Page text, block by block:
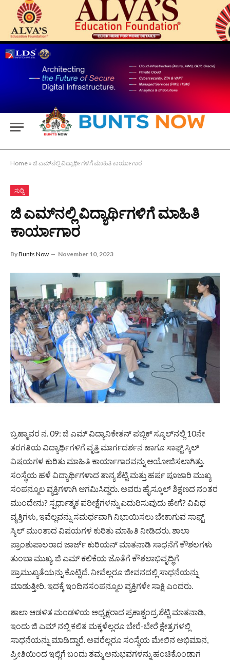
Home » ಜಿ ಎಮ್‍ನಲ್ಲಿ ವಿದ್ಯಾರ್ಥಿಗಳಿಗೆ ಮಾಹಿತಿ ಕಾರ್ಯಾಗಾರ
ಸುದ್ದಿ
ಜಿ ಎಮ್‍ನಲ್ಲಿ ವಿದ್ಯಾರ್ಥಿಗಳಿಗೆ ಮಾಹಿತಿ
ಕಾರ್ಯಾಗಾರ
ByBunts Now November 10, 2023
ಬ್ರಹ್ಮಾವರ ನ. 09: ಜಿ ಎಮ್ ವಿದ್ಯಾನಿಕೇತನ್ ಪಬ್ಲಿಕ್ ಸ್ಕೂಲ್‍ನಲ್ಲಿ 10ನೇ
ತರಗತಿಯ ವಿದ್ಯಾರ್ಥಿಗಳಿಗೆ ವೃತ್ತಿ ಮಾರ್ಗದರ್ಶನ ಹಾಗೂ ಸಾಫ್ಟ್ ಸ್ಕಿಲ್
ವಿಷಯಗಳ ಕುರಿತು ಮಾಹಿತಿ ಕಾರ್ಯಾಗಾರವನ್ನು ಆಯೋಜಿಸಲಾಗಿತ್ತು.
ಸಂಸ್ಥೆಯ ಹಳೆ ವಿದ್ಯಾರ್ಥಿಗಳಾದ ತಾನ್ಯ ಶೆಟ್ಟಿ ಮತ್ತು ಹರ್ಷ ಪೂಜಾರಿ ಮುಖ್ಯ
ಸಂಪನ್ಮೂಲ ವ್ಯಕ್ತಿಗಳಾಗಿ ಆಗಮಿಸಿದ್ದರು. ಅವರು ಹೈಸ್ಕೂಲ್ ಶಿಕ್ಷಣದ ನಂತರ
ಮುಂದೇನು? ಸ್ಪರ್ಧಾತ್ಮಕ ಪರೀಕ್ಷೆಗಳನ್ನು ಎದುರಿಸುವುದು ಹೇಗೆ? ವಿವಿಧ
ವೃತ್ತಿಗಳು, ಇವೆಲ್ಲವನ್ನು ಸಮರ್ಥವಾಗಿ ನಿಭಾಯಿಸಲು ಬೇಕಾಗುವ ಸಾಫ್ಟ್
ಸ್ಕಿಲ್ ಮುಂತಾದ ವಿಷಯಗಳ ಕುರಿತು ಮಾಹಿತಿ ನೀಡಿದರು. ಶಾಲಾ
ಪ್ರಾಂಶುಪಾಲರಾದ ಜಾರ್ಜ್ ಕುರಿಯನ್ ಮಾತನಾಡಿ ಸಾಧನೆಗೆ ಕೌಶಲಗಳು
ತುಂಬಾ ಮುಖ್ಯ. ಜಿ ಎಮ್ ಕಲಿಕೆಯ ಜೊತೆಗೆ ಕೌಶಲಾಭಿವೃದ್ಧಿಗೆ
ಪ್ರಾಮುಖ್ಯತೆಯನ್ನು ಕೊಟ್ಟಿದೆ. ನೀವೆಲ್ಲರೂ ಜೀವನದಲ್ಲಿ ಸಾಧನೆಯನ್ನು
ಮಾಡುತ್ತೀರಿ. ಇದಕ್ಕೆ ಇಂದಿನಸಂಪನ್ಮೂಲ ವ್ಯಕ್ತಿಗಳೇ ಸಾಕ್ಷಿ ಎಂದರು.
ಶಾಲಾ ಆಡಳಿತ ಮಂಡಳಿಯ ಅಧ್ಯಕ್ಷರಾದ ಪ್ರಕಾಶ್ಚಂದ್ರ ಶೆಟ್ಟಿ ಮಾತನಾಡಿ,
ಇಂದು ಜಿ ಎಮ್ ನಲ್ಲಿ ಕಲಿತ ಮಕ್ಕಳೆಲ್ಲರೂ ಬೇರೆ-ಬೇರೆ ಕ್ಷೇತ್ರಗಳಲ್ಲಿ
ಸಾಧನೆಯನ್ನು ಮಾಡಿದ್ದಾರೆ. ಅವರೆಲ್ಲರೂ ಸಂಸ್ಥೆಯ ಮೇಲಿನ ಅಭಿಮಾನ,
ಪ್ರೀತಿಯಿಂದ ಇಲ್ಲಿಗೆ ಬಂದು ತಮ್ಮ ಅನುಭವಗಳನ್ನು ಹಂಚಿಕೊಂಡಾಗ